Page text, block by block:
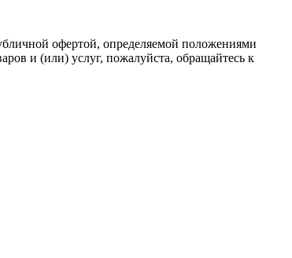
офертой, определяемой положениями
и (или) услуг, пожалуйста, обращайтесь к